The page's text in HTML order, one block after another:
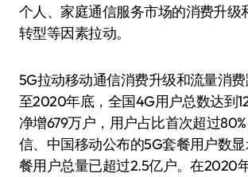
个人、家庭通信服务市场的消费升级
转型等因素拉动。
5G拉动移动通信消费升级和流量消
至2020年底，全国4G用户总数达到
净增679万户，用户占比首次超过
信、中国移动公布的5G套餐用户数
餐用户总量已超过2.5亿户。在2020